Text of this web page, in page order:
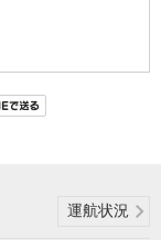
運航状況